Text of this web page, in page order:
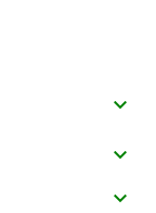


